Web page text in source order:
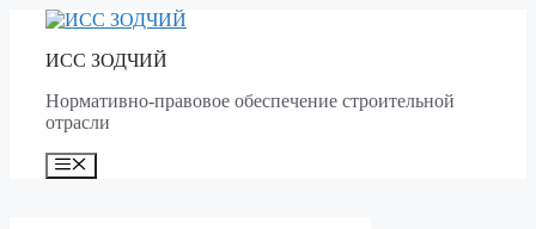
contentИСС ЗОДЧИЙ
Нормативно-правовое обеспечение строительной
отрасли
Menu